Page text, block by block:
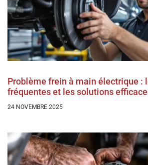
Problème frein à main électrique :
fréquentes et les solutions
24 NOVEMBRE 2025